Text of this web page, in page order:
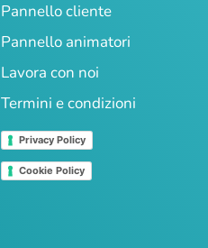
Pannello cliente
Pannello animatori
Lavora con noi
Termini e condizioni
Privacy Policy
Cookie Policy